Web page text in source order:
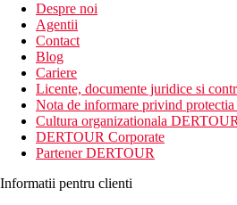
Despre noi
Agentii
Contact
Blog
Cariere
Licente, documente juridice si
Nota de informare privind
Cultura organizationala DERTOUR
DERTOUR Corporate
Partener DERTOUR
Informatii pentru clienti